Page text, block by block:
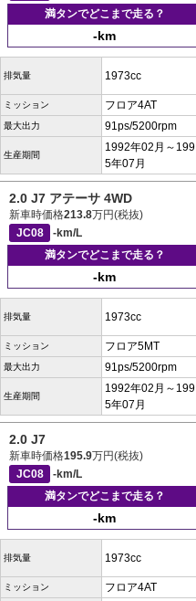
満タンでどこまで走る？
-km
排気量 1973cc
ミッション フロア4AT
最大出力 91ps/5200rpm
生産期間
1992年02月～199
5年07月
2.0 J7 アテーサ 4WD
新車時価格213.8万円(税抜)
JC08
-km/L
満タンでどこまで走る？
-km
排気量 1973cc
ミッション フロア5MT
最大出力 91ps/5200rpm
生産期間
1992年02月～199
5年07月
2.0 J7
新車時価格195.9万円(税抜)
JC08
-km/L
満タンでどこまで走る？
-km
排気量 1973cc
ミッション フロア4AT